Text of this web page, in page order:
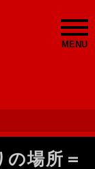
MENU
場所＝